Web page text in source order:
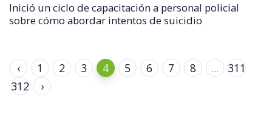
Inició un ciclo de capacitación a personal policial
sobre cómo abordar intentos de suicidio
‹ 1 2 3 4 5 6 7 8 ...
311
312
›